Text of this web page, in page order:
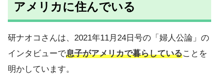
アメリカに住んでいる
研ナオコさんは、2021年11月24日号の「婦人公論」の
インタビューで息子がアメリカで暮らしていることを
明かしています。